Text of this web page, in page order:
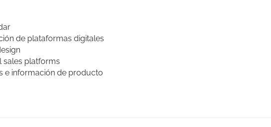
de plataformas digitales
sales platforms
e información de producto